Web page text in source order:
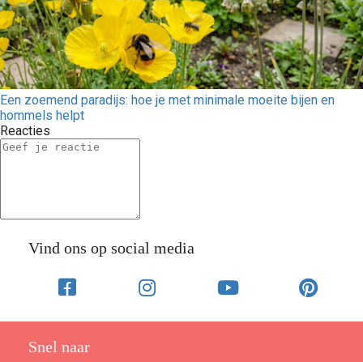
Een zoemend paradijs: hoe je met minimale moeite bijen en
hommels helpt
Reacties
Vind ons op social media
Snel naar